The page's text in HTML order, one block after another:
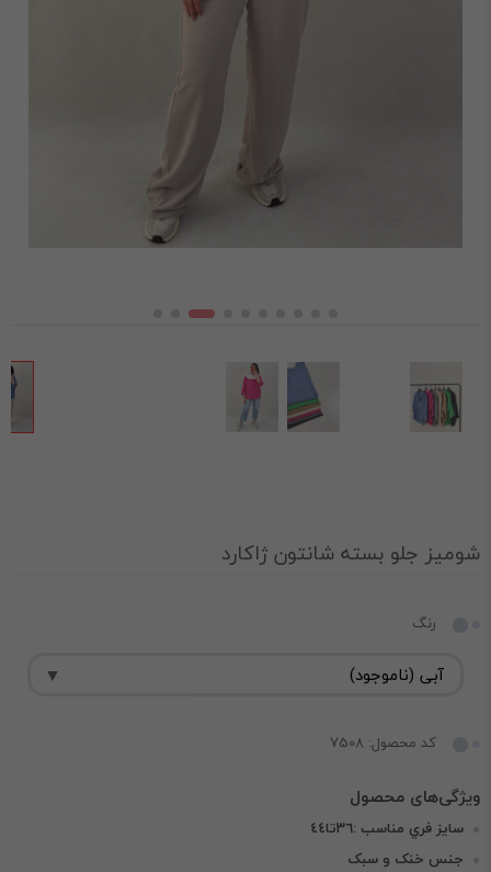
شومیز جلو بسته شانتون ژاکارد
رنگ
کد محصول: 7508
سایز فري مناسب :٣٦تا٤٤
جنس خنک و سبک